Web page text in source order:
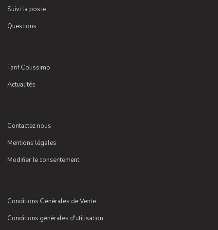
Suivi la poste
Questions
Tarif Colissimo
Actualités
Contactez nous
Mentions légales
Modifier le consentement
Conditions Générales de Vente
Conditions générales d'utilisation